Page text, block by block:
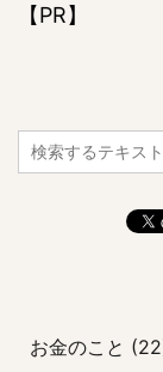
がりという点に
示場含め）の中
べくご自宅の
所があるハウ
をおすすめし
大手ハウスメー
デルハウスを
めて訪れる予
う。 希望施工
【PR】
お金のこと